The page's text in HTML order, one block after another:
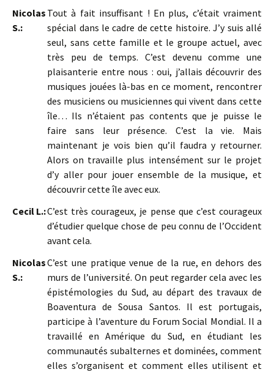
Nicolas
S.:
Tout à fait insuffisant ! En plus, c’était vraiment
spécial dans le cadre de cette histoire. J’y suis allé
seul, sans cette famille et le groupe actuel, avec
très peu de temps. C’est devenu comme une
plaisanterie entre nous : oui, j’allais découvrir des
musiques jouées là-bas en ce moment, rencontrer
des musiciens ou musiciennes qui vivent dans cette
île… Ils n’étaient pas contents que je puisse le
faire sans leur présence. C’est la vie. Mais
maintenant je vois bien qu’il faudra y retourner.
Alors on travaille plus intensément sur le projet
d’y aller pour jouer ensemble de la musique, et
découvrir cette île avec eux.
Cecil L.:C’est très courageux, je pense que c’est courageux
d’étudier quelque chose de peu connu de l’Occident
avant cela.
Nicolas
S.:
C’est une pratique venue de la rue, en dehors des
murs de l’université. On peut regarder cela avec les
épistémologies du Sud, au départ des travaux de
Boaventura de Sousa Santos. Il est portugais,
participe à l’aventure du Forum Social Mondial. Il a
travaillé en Amérique du Sud, en étudiant les
communautés subalternes et dominées, comment
elles s’organisent et comment elles utilisent et